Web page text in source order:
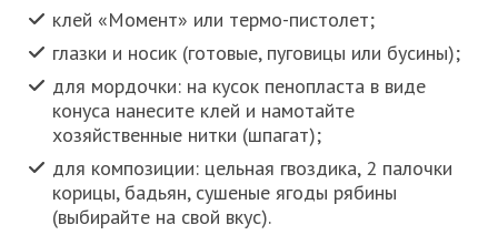
клей «Момент» или термо-пистолет;
глазки и носик (готовые, пуговицы или бусины);
для мордочки: на кусок пенопласта в виде
конуса нанесите клей и намотайте
хозяйственные нитки (шпагат);
для композиции: цельная гвоздика, 2 палочки
корицы, бадьян, сушеные ягоды рябины
(выбирайте на свой вкус).